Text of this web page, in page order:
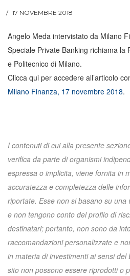
17 NOVEMBRE 2018
Angelo Meda intervistato da Milano
Speciale Private Banking richiama la
e Politecnico di Milano.
Clicca qui per accedere all’articolo
Milano Finanza, 17 novembre 2018.
I contenuti di cui alla presente
verifica da parte di organismi
espressa o implicita, viene fornita in
accuratezza e completezza delle
riportate. Esse non si basano su
e non tengono conto del profilo di
destinatari; pertanto, non sono da
raccomandazioni personalizzate e
in materia di investimenti ai sensi
sito non possono essere riprodotti o